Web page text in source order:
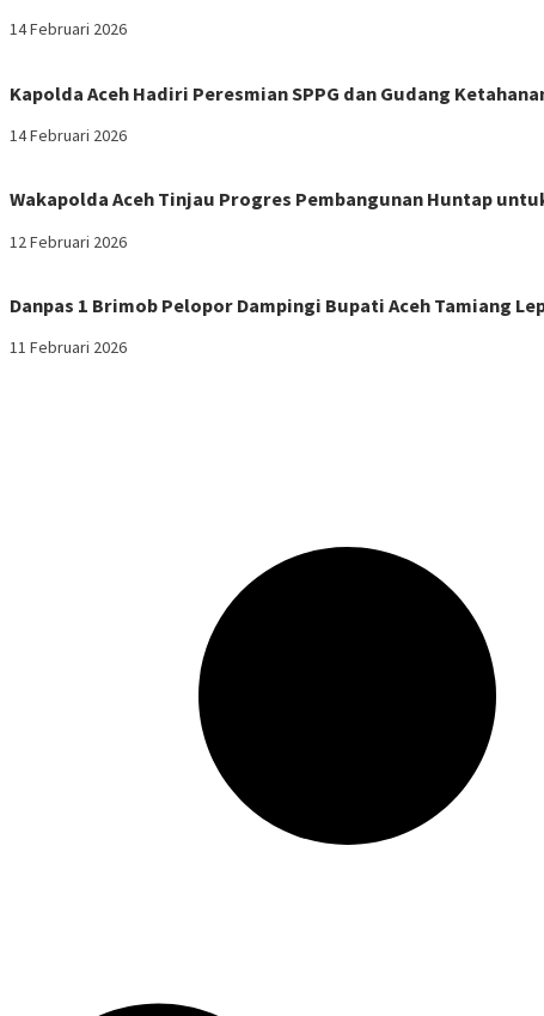
14 Februari 2026
Kapolda Aceh Hadiri Peresmian SPPG dan Gudang
14 Februari 2026
Wakapolda Aceh Tinjau Progres Pembangunan Huntap
12 Februari 2026
Danpas 1 Brimob Pelopor Dampingi Bupati Aceh Tamiang
11 Februari 2026